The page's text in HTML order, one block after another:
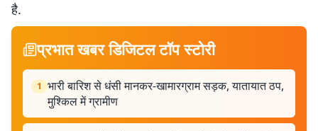
है.
प्रभात खबर डिजिटल टॉप स्टोरी
1 भारी बारिश से धंसी मानकर-खामारग्राम सड़क, यातायात ठप,
मुश्किल में ग्रामीण